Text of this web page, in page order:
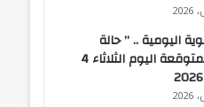
اليومية .. ” حالة
الطقس المتوقعة اليوم الثلاثاء 4